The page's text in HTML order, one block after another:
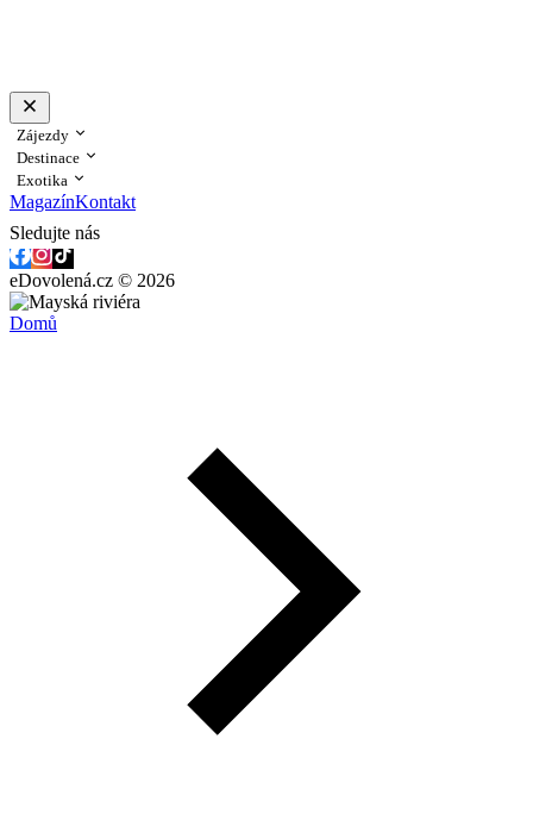
Zájezdy
Destinace
Exotika
MagazínKontakt
Sledujte nás
eDovolená.cz © 2026
Domů